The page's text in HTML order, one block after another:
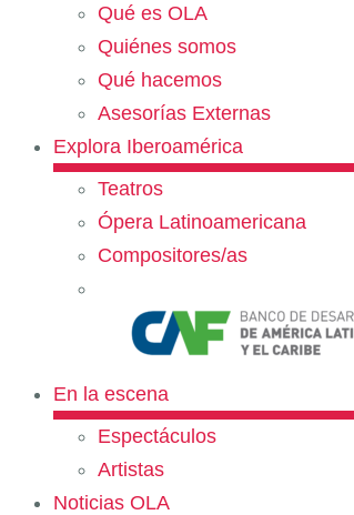
Qué es OLA
Quiénes somos
Qué hacemos
Asesorías Externas
Explora Iberoamérica
Teatros
Ópera Latinoamericana
Compositores/as
En la escena
Espectáculos
Artistas
Noticias OLA